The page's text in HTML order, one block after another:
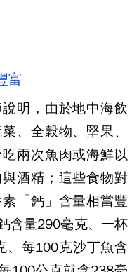
富
明，由於地中海飲
、全穀物、堅果、
兩次魚肉或海鮮以
酒精；這些食物對
「鈣」含量相當豐
含量290毫克、一杯
、每100克沙丁魚含